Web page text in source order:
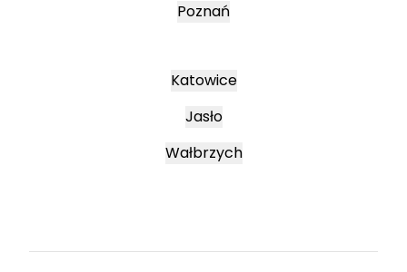
Poznań
Katowice
Jasło
Wałbrzych